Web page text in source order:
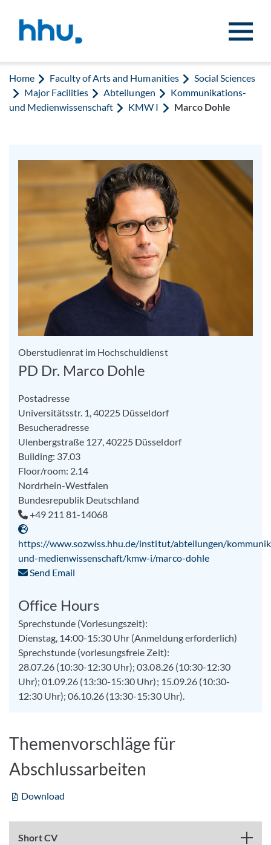
Home Faculty of Arts and Humanities
Social Sciences
Major Facilities
Abteilungen
Kommunikations-
und Medienwissenschaft
KMW I Marco Dohle
Oberstudienrat im Hochschuldienst
PD Dr. Marco Dohle
Postadresse
Universitätsstr. 1, 40225 Düsseldorf
Besucheradresse
Ulenbergstraße 127, 40225 Düsseldorf
Building: 37.03
Floor/room: 2.14
Nordrhein-Westfalen
Bundesrepublik Deutschland
+49 211 81-14068
https://www.sozwiss.hhu.de/institut/abteilungen/
und-medienwissenschaft/kmw-i/marco-dohle
Send Email
Office Hours
Sprechstunde (Vorlesungszeit):
Dienstag, 14:00-15:30 Uhr (Anmeldung erforderlich)
Sprechstunde (vorlesungsfreie Zeit):
28.07.26 (10:30-12:30 Uhr); 03.08.26 (10:30-12:30
Uhr); 01.09.26 (13:30-15:30 Uhr); 15.09.26 (10:30-
12:30 Uhr); 06.10.26 (13:30-15:30 Uhr).
Themenvorschläge für
Abschlussarbeiten
Download
Short CV